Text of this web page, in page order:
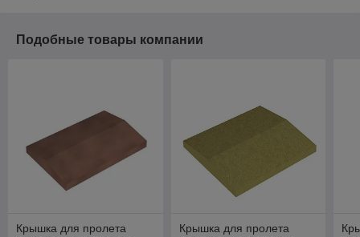
Подобные товары компании
Крышка для пролета
Крышка для пролета